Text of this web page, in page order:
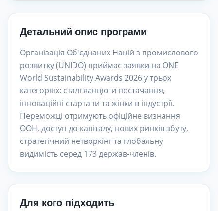
Детальний опис програми
Організація Об'єднаних Націй з промислового
розвитку (UNIDO) приймає заявки на ONE
World Sustainability Awards 2026 у трьох
категоріях: сталі ланцюги постачання,
інноваційні стартапи та жінки в індустрії.
Переможці отримують офіційне визнання
ООН, доступ до капіталу, нових ринків збуту,
стратегічний нетворкінг та глобальну
видимість серед 173 держав-членів.
Для кого підходить